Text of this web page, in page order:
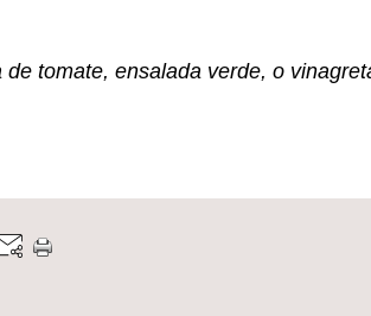
tomate, ensalada verde, o